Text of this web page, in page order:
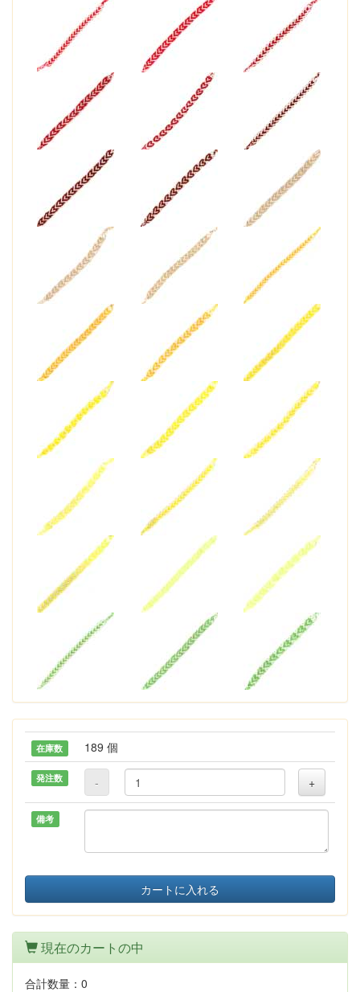
在庫数 189 個
発注数 - +
備考
カートに入れる
現在のカートの中
合計数量： 0